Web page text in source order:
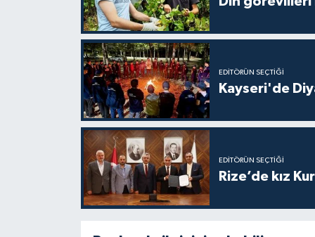
EDITÖRÜN SEÇTIĞI
Kayseri'de
EDITÖRÜN SEÇTIĞI
Rize’de kız
Osmaniye Müftülüğü
Rize Müftülüğü
Sakarya Müftülüğü
Samsun Müftülüğü
Siirt Müftülüğü
Sinop Müftülüğü